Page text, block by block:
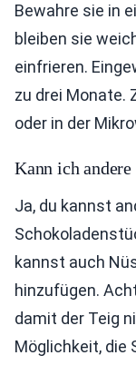
Bewahre sie in
bleiben sie
einfrieren.
zu drei Monate.
oder in der
Kann ich
Ja, du kannst
kannst auch
hinzufügen.
damit der Teig
Möglichkeit, die